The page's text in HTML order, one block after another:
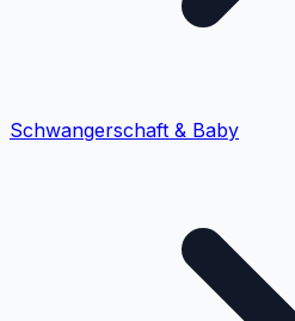
Schwangerschaft & Baby